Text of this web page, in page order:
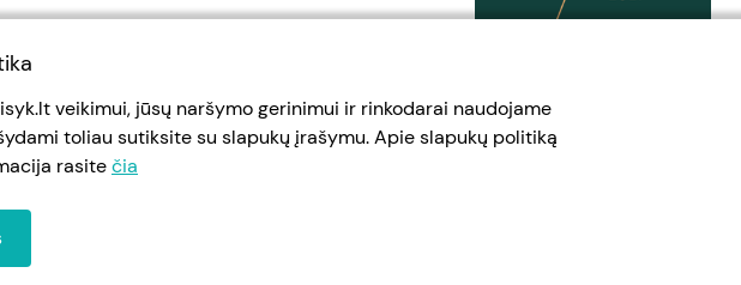
veikimui, jūsų naršymo gerinimui ir rinkodarai naudojame
toliau sutiksite su slapukų įrašymu. Apie slapukų politiką
rasitečia
DUK
saugomos.